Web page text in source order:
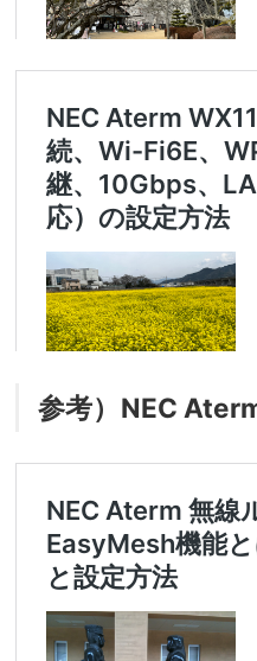
参考）NEC